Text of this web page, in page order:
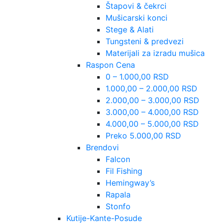
Štapovi & čekrci
Mušicarski konci
Stege & Alati
Tungsteni & predvezi
Materijali za izradu mušica
Raspon Cena
0 – 1.000,00 RSD
1.000,00 – 2.000,00 RSD
2.000,00 – 3.000,00 RSD
3.000,00 – 4.000,00 RSD
4.000,00 – 5.000,00 RSD
Preko 5.000,00 RSD
Brendovi
Falcon
Fil Fishing
Hemingway’s
Rapala
Stonfo
Kutije-Kante-Posude